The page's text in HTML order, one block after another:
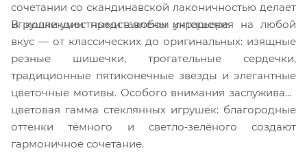
сочетании со скандинавской лаконичностью делает
игрушки уместными в любом интерьере.
В коллекции представлены украшения на любой
вкус — от классических до оригинальных: изящные
резные шишечки, трогательные сердечки,
традиционные пятиконечные звёзды и элегантные
цветочные мотивы. Особого внимания заслуживает
цветовая гамма стеклянных игрушек: благородные
оттенки тёмного и светло‑зелёного создают
гармоничное сочетание.